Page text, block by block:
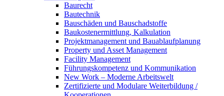
Baurecht
Bautechnik
Bauschäden und Bauschadstoffe
Baukostenermittlung, Kalkulation
Projektmanagement und Bauablaufplanung
Property und Asset Management
Facility Management
Führungskompetenz und Kommunikation
New Work – Moderne Arbeitswelt
Zertifizierte und Modulare Weiterbildung /